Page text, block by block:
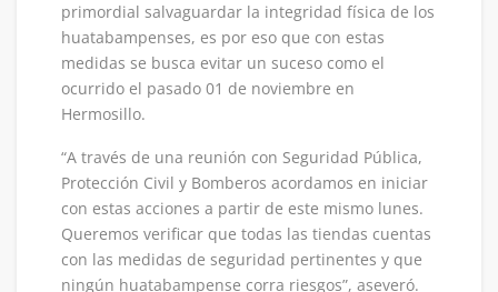
primordial salvaguardar la integridad física de los
huatabampenses, es por eso que con estas
medidas se busca evitar un suceso como el
ocurrido el pasado 01 de noviembre en
Hermosillo.
“A través de una reunión con Seguridad Pública,
Protección Civil y Bomberos acordamos en iniciar
con estas acciones a partir de este mismo lunes.
Queremos verificar que todas las tiendas cuentas
con las medidas de seguridad pertinentes y que
ningún huatabampense corra riesgos”, aseveró.